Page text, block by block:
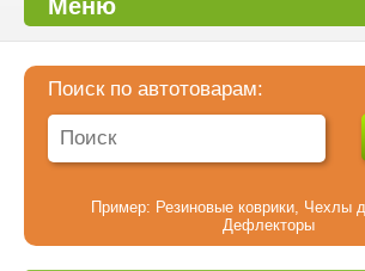
Меню
Поиск по автотоварам:
Пример: Резиновые коврики Чехлы
Дефлекторы